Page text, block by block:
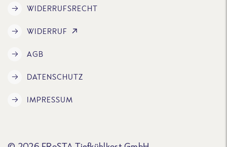
WIDERRUFSRECHT
WIDERRUF
AGB
DATENSCHUTZ
IMPRESSUM